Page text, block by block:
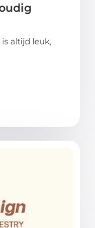
altijd leuk,